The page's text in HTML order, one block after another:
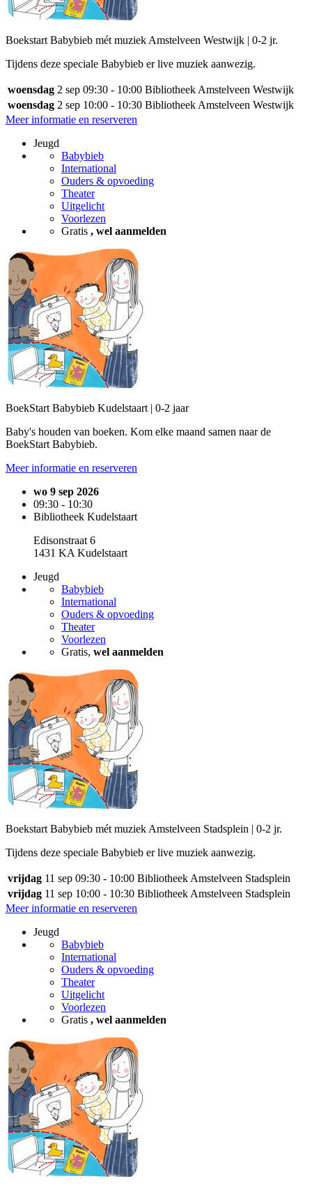
Boekstart Babybieb mét muziek Amstelveen Westwijk | 0-2 jr.
Tijdens deze speciale Babybieb er live muziek aanwezig.
woensdag 2 sep 09:30 - 10:00 Bibliotheek Amstelveen Westwijk
woensdag 2 sep 10:00 - 10:30 Bibliotheek Amstelveen Westwijk
Meer informatie en reserveren
Jeugd
Babybieb
International
Ouders & opvoeding
Theater
Uitgelicht
Voorlezen
Gratis , wel aanmelden
BoekStart Babybieb Kudelstaart | 0-2 jaar
Baby's houden van boeken. Kom elke maand samen naar de
BoekStart Babybieb.
Meer informatie en reserveren
wo 9 sep 2026
09:30 - 10:30
Bibliotheek Kudelstaart
Edisonstraat 6
1431 KA Kudelstaart
Jeugd
Babybieb
International
Ouders & opvoeding
Theater
Voorlezen
Gratis, wel aanmelden
Boekstart Babybieb mét muziek Amstelveen Stadsplein | 0-2 jr.
Tijdens deze speciale Babybieb er live muziek aanwezig.
vrijdag 11 sep 09:30 - 10:00 Bibliotheek Amstelveen Stadsplein
vrijdag 11 sep 10:00 - 10:30 Bibliotheek Amstelveen Stadsplein
Meer informatie en reserveren
Jeugd
Babybieb
International
Ouders & opvoeding
Theater
Uitgelicht
Voorlezen
Gratis , wel aanmelden